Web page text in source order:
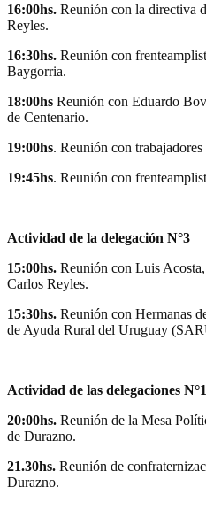
16:00hs. Reunión con la directiva
Reyles.
16:30hs. Reunión con
Baygorria.
18:00hs Reunión con Eduardo
de Centenario.
19:00hs. Reunión con
19:45hs. Reunión con
Actividad de la delegación N°3
15:00hs. Reunión con Luis
Carlos Reyles.
15:30hs. Reunión con Hermanas
de Ayuda Rural del Uruguay
Actividad de las delegaciones
20:00hs. Reunión de la Mesa
de Durazno.
21.30hs. Reunión de
Durazno.